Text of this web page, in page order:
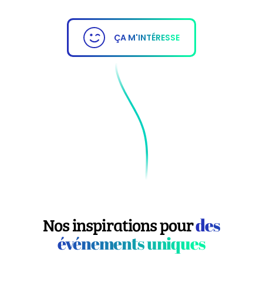
ÇA M'INTÉRESSE
Nos inspirations pourdes
événements uniques